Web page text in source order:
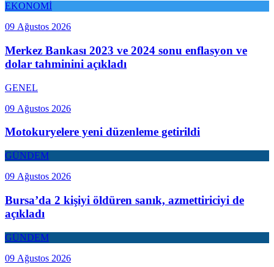
EKONOMİ
09 Ağustos 2026
Merkez Bankası 2023 ve 2024 sonu enflasyon ve
dolar tahminini açıkladı
GENEL
09 Ağustos 2026
Motokuryelere yeni düzenleme getirildi
GÜNDEM
09 Ağustos 2026
Bursa’da 2 kişiyi öldüren sanık, azmettiriciyi de
açıkladı
GÜNDEM
09 Ağustos 2026